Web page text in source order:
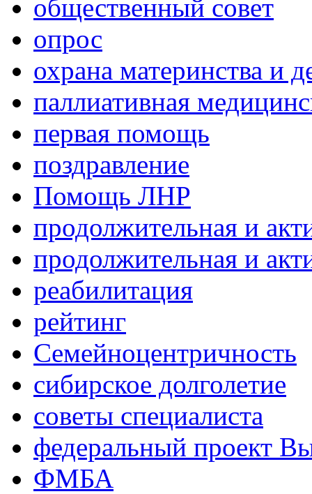
общественный совет
опрос
охрана материнства и
паллиативная
первая помощь
поздравление
Помощь ЛНР
продолжительная и
продолжительная и
реабилитация
рейтинг
Семейноцентричность
сибирское долголетие
советы специалиста
федеральный проект
ФМБА